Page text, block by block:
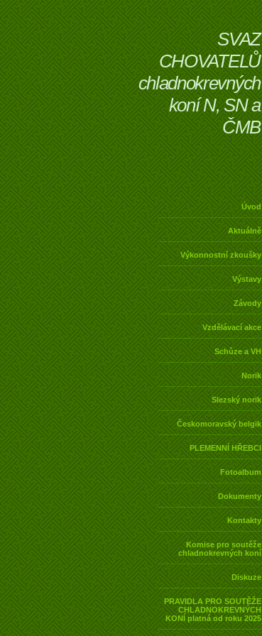
SVAZ
CHOVATELŮ
chladnokrevných
koní N, SN a
ČMB
Úvod
Aktuálně
Výkonnostní zkoušky
Výstavy
Závody
Vzdělávací akce
Schůze a VH
Norik
Slezský norik
Českomoravský belgik
PLEMENNÍ HŘEBCI
Fotoalbum
Dokumenty
Kontakty
Komise pro soutěže
chladnokrevných koní
Diskuze
PRAVIDLA PRO SOUTĚŽE
CHLADNOKREVNÝCH
KONÍ platná od roku 2025